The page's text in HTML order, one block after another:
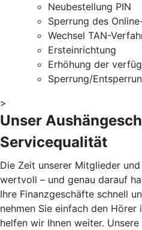
Neubestellung PIN
Sperrung des
Wechsel TAN-
Ersteinrichtung
Erhöhung der
Sperrung/
>
Unser
Servicequalität
Die Zeit unserer Mitglieder
wertvoll – und genau darauf
Ihre Finanzgeschäfte schnell
nehmen Sie einfach den Hörer
helfen wir Ihnen weiter.